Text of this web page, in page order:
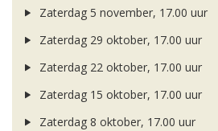
Zaterdag 5 november, 17.00 uur
Zaterdag 29 oktober, 17.00 uur
Zaterdag 22 oktober, 17.00 uur
Zaterdag 15 oktober, 17.00 uur
Zaterdag 8 oktober, 17.00 uur